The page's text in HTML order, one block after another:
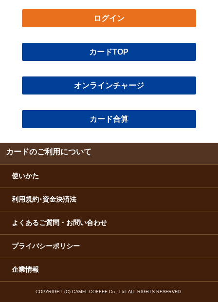
カードTOP
オンラインチャージ
カード合算
カードのご利用について
使いかた
利用規約･資金決済法
よくあるご質問・お問い合わせ
プライバシーポリシー
企業情報
COPYRIGHT (C) CAMEL COFFEE Co., Ltd. ALL RIGHTS RESERVED.